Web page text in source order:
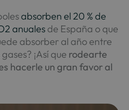
absorben el 20 % de
anualesde España o que
absorber al año entre
¡Así que rodearte
hacerle un gran favor al